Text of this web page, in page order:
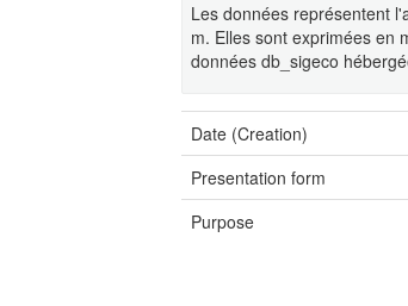
Les données représentent
m. Elles sont exprimées en
données db_sigeco
Date (Creation)
Presentation form
Purpose